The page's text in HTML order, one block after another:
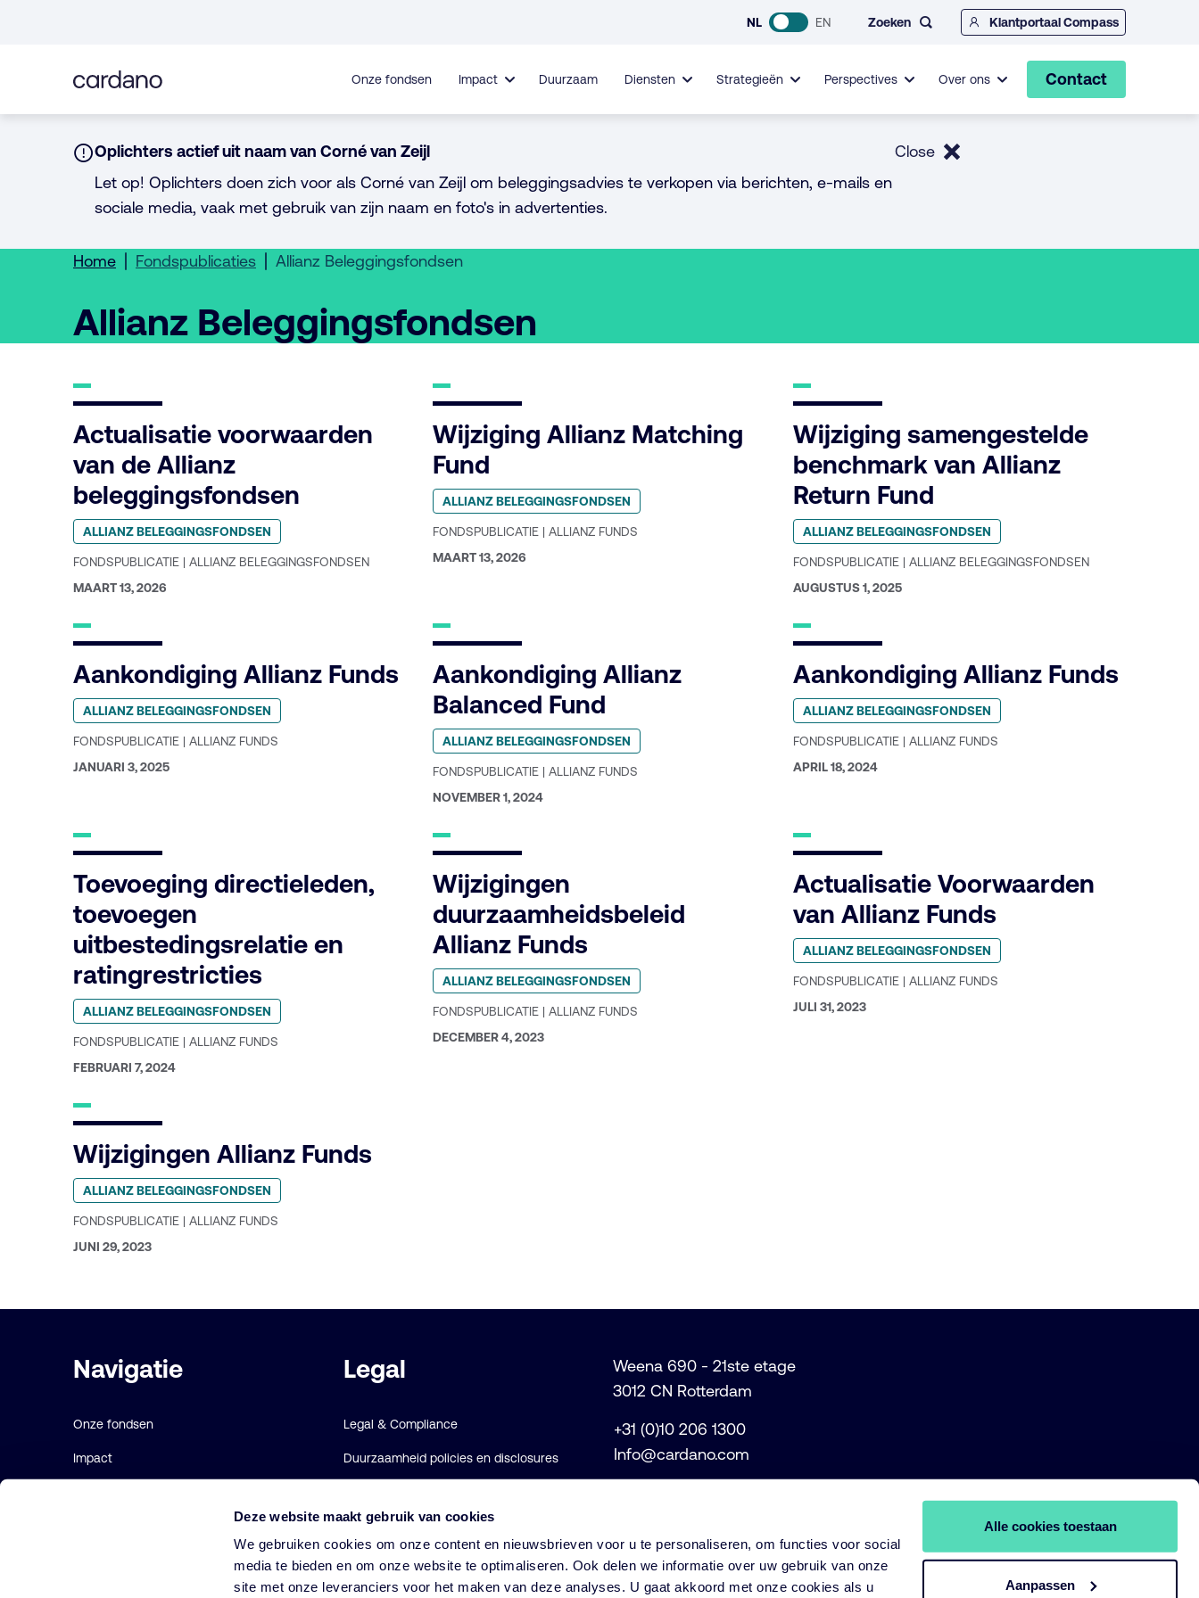
Deze website maakt gebruik van cookies
We gebruiken cookies om onze content en nieuwsbrieven voor u te personaliseren, om functies voor social
media te bieden en om onze website te optimaliseren. Ook delen we informatie over uw gebruik van onze
site met onze leveranciers voor het maken van deze analyses. U gaat akkoord met onze cookies als u
Alle cookies toestaan
Aanpassen
inhoud
NL EN Zoeken Klantportaal Compass
Onze fondsen Impact Duurzaam Diensten Strategieën Perspectives Over ons Contact
Notice:
Oplichters actief uit naam van Corné van Zeijl
Let op! Oplichters doen zich voor als Corné van Zeijl om beleggingsadvies te verkopen via berichten, e-mails en
sociale media, vaak met gebruik van zijn naam en foto's in advertenties.
Close
Home Fondspublicaties Allianz Beleggingsfondsen
Allianz Beleggingsfondsen
Actualisatie voorwaarden
van de Allianz
beleggingsfondsen
Geplaatst
categorie:
ALLIANZ BELEGGINGSFONDSEN
FONDSPUBLICATIE | ALLIANZ BELEGGINGSFONDSEN
GEPUBLICEERD
MAART 13, 2026
Wijziging Allianz Matching
Fund
Geplaatst
in
categorie:
ALLIANZ BELEGGINGSFONDSEN
FONDSPUBLICATIE | ALLIANZ FUNDS
GEPUBLICEERD
MAART 13, 2026
Wijziging samengestelde
benchmark van Allianz
Return Fund
Geplaatst
categorie:
ALLIANZ BELEGGINGSFONDSEN
FONDSPUBLICATIE | ALLIANZ BELEGGINGSFONDSEN
GEPUBLICEERD
AUGUSTUS 1, 2025
Aankondiging Allianz Funds
Geplaatst
categorie:
ALLIANZ BELEGGINGSFONDSEN
FONDSPUBLICATIE | ALLIANZ FUNDS
GEPUBLICEERD
JANUARI 3, 2025
Aankondiging Allianz
Balanced Fund
Geplaatst
in
categorie:
ALLIANZ BELEGGINGSFONDSEN
FONDSPUBLICATIE | ALLIANZ FUNDS
GEPUBLICEERD
NOVEMBER 1, 2024
Aankondiging Allianz Funds
Geplaatst
categorie:
ALLIANZ BELEGGINGSFONDSEN
FONDSPUBLICATIE | ALLIANZ FUNDS
GEPUBLICEERD
APRIL 18, 2024
Toevoeging directieleden,
toevoegen
uitbestedingsrelatie en
ratingrestricties
Geplaatst
categorie:
ALLIANZ BELEGGINGSFONDSEN
FONDSPUBLICATIE | ALLIANZ FUNDS
GEPUBLICEERD
FEBRUARI 7, 2024
Wijzigingen
duurzaamheidsbeleid
Allianz Funds
Geplaatst
in
categorie:
ALLIANZ BELEGGINGSFONDSEN
FONDSPUBLICATIE | ALLIANZ FUNDS
GEPUBLICEERD
DECEMBER 4, 2023
Actualisatie Voorwaarden
van Allianz Funds
Geplaatst
categorie:
ALLIANZ BELEGGINGSFONDSEN
FONDSPUBLICATIE | ALLIANZ FUNDS
GEPUBLICEERD
JULI 31, 2023
Wijzigingen Allianz Funds
Geplaatst
categorie:
ALLIANZ BELEGGINGSFONDSEN
FONDSPUBLICATIE | ALLIANZ FUNDS
GEPUBLICEERD
JUNI 29, 2023
links
Navigatie
Onze fondsen
Impact
Legal
Legal & Compliance
Duurzaamheid policies en disclosures
Cookie verklaring
Weena 690 - 21ste etage
3012 CN Rotterdam
+31 (0)10 206 1300
Info@cardano.com
© Cardano